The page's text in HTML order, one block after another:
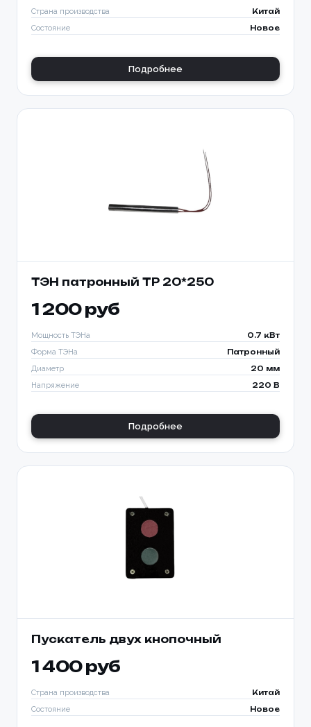
Страна производства Китай
Состояние Новое
Подробнее
ТЭН патронный TP 20*250
1 200 руб
Мощность ТЭНа 0.7 кВт
Форма ТЭНа Патронный
Диаметр 20 мм
Напряжение 220 В
Подробнее
Пускатель двух кнопочный
1 400 руб
Страна производства Китай
Состояние Новое